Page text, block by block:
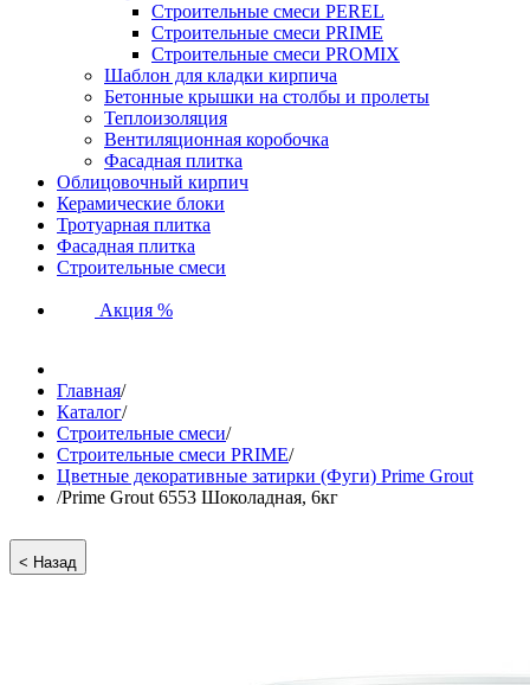
Строительные смеси PEREL
Строительные смеси PRIME
Строительные смеси PROMIX
Шаблон для кладки кирпича
Бетонные крышки на столбы и пролеты
Теплоизоляция
Вентиляционная коробочка
Фасадная плитка
Облицовочный кирпич
Керамические блоки
Тротуарная плитка
Фасадная плитка
Строительные смеси
Акция %
Главная/
Каталог/
Строительные смеси/
Строительные смеси PRIME/
Цветные декоративные затирки (Фуги) Prime Grout
/Prime Grout 6553 Шоколадная, 6кг